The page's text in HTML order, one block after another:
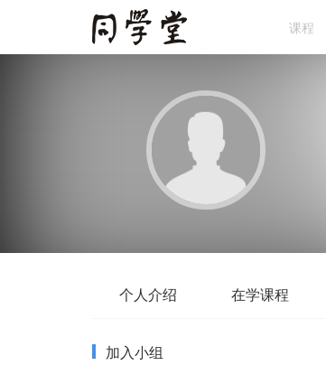
课程
个人介绍 在学课程
加入小组